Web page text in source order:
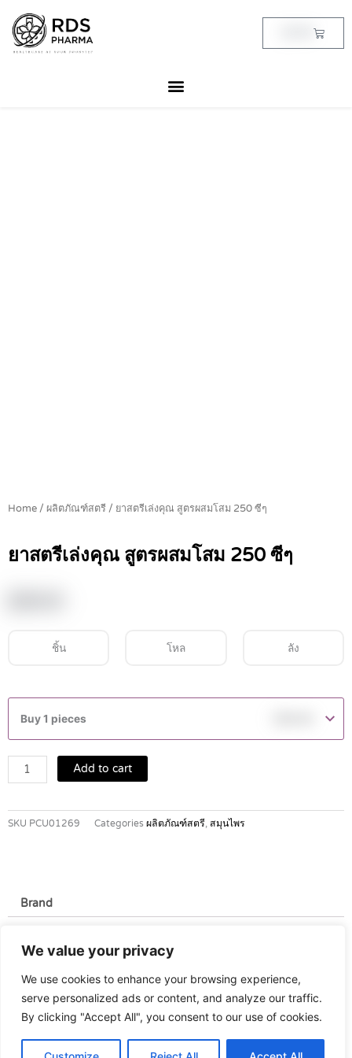
We value your privacy
We use cookies to enhance your browsing experience,
serve personalized ads or content, and analyze our traffic.
By clicking "Accept All", you consent to our use of cookies.
content
Cart
Home / ผลิตภัณฑ์สตรี / ยาสตรีเล่งคุณ สูตรผสมโสม 250 ซีๆ
ยาสตรีเล่งคุณ สูตรผสมโสม 250 ซีๆ
ชิ้น โหล ลัง
Buy 1 pieces
เล่ง
คุณ
สูตร
ผสม
250
ซีๆ
Add to cart
SKU PCU01269 Categories ผลิตภัณฑ์สตรี, สมุนไพร
Brand
Brand